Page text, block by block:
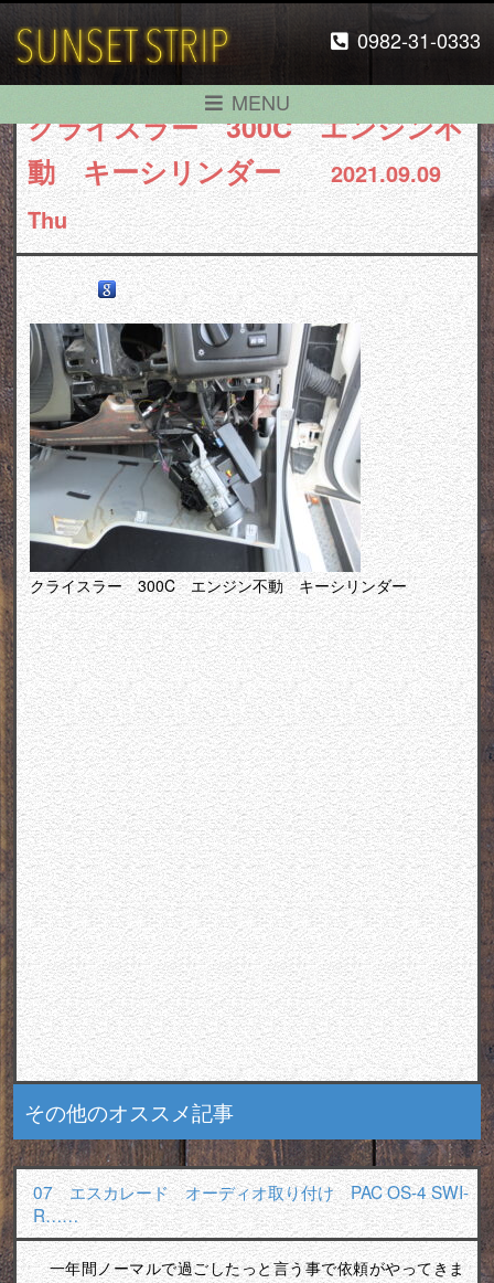
0982-31-0333
MENU
クライスラー 300C エンジン不
動 キーシリンダー
2021.09.09
Thu
クライスラー 300C エンジン不動 キーシリンダー
その他のオススメ記事
07 エスカレード オーディオ取り付け PAC OS-4 SWI-
R……
一年間ノーマルで過ごしたっと言う事で依頼がやってきま